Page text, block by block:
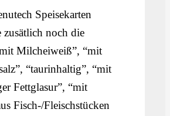
Speisekarten
zusätlich noch die
Milcheiweiß”, “mit
“taurinhaltig”, “mit
Fettglasur”, “mit
Fisch-/Fleischstücken